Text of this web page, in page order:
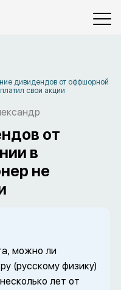
дивидендов от оффшорной
свои акции
от
в
не
можно ли
(русскому физику)
лет от